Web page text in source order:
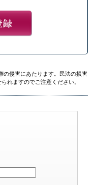
の侵害にあたります。民法の損害
れますのでご注意ください。